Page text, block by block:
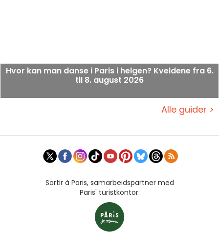
Hvor kan man danse i Paris i helgen? Kveldene fra 6.
til 8. august 2026
Alle guider >
Sortir à Paris, samarbeidspartner med
Paris' turistkontor: